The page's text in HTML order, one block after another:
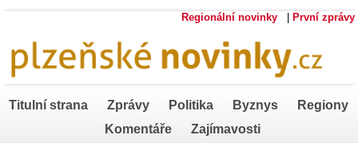
Regionální novinky První zprávy
Titulní strana Zprávy Politika Byznys
Regiony
Komentáře
Zajímavosti